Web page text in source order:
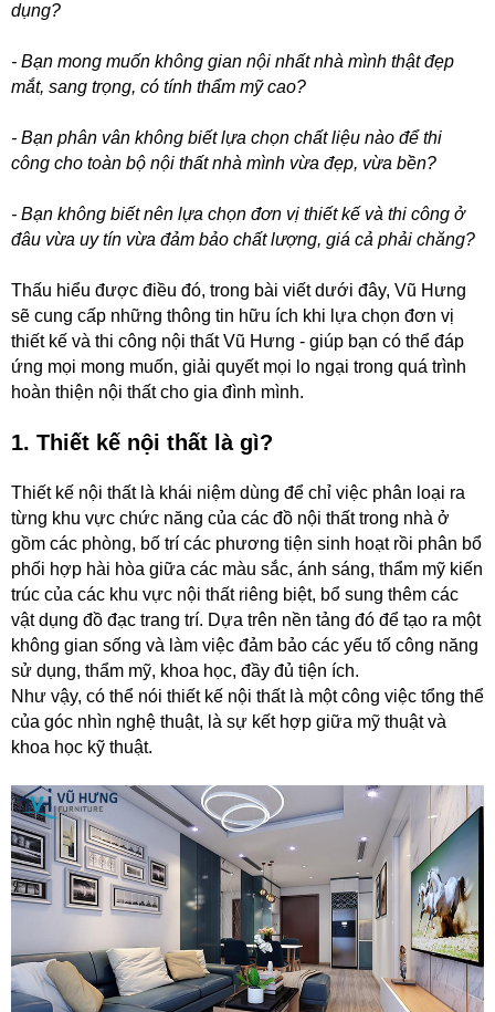
dụng?
- Bạn mong muốn không gian nội nhất nhà mình thật đẹp
mắt, sang trọng, có tính thẩm mỹ cao?
- Bạn phân vân không biết lựa chọn chất liệu nào để thi
công cho toàn bộ nội thất nhà mình vừa đẹp, vừa bền?
- Bạn không biết nên lựa chọn đơn vị thiết kế và thi công ở
đâu vừa uy tín vừa đảm bảo chất lượng, giá cả phải chăng?
Thấu hiểu được điều đó, trong bài viết dưới đây, Vũ Hưng
sẽ cung cấp những thông tin hữu ích khi lựa chọn đơn vị
thiết kế và thi công nội thất Vũ Hưng - giúp bạn có thể đáp
ứng mọi mong muốn, giải quyết mọi lo ngại trong quá trình
hoàn thiện nội thất cho gia đình mình.
1. Thiết kế nội thất là gì?
Thiết kế nội thất là khái niệm dùng để chỉ việc phân loại ra
từng khu vực chức năng của các đồ nội thất trong nhà ở
gồm các phòng, bố trí các phương tiện sinh hoạt rồi phân bổ
phối hợp hài hòa giữa các màu sắc, ánh sáng, thẩm mỹ kiến
trúc của các khu vực nội thất riêng biệt, bổ sung thêm các
vật dụng đồ đạc trang trí. Dựa trên nền tảng đó để tạo ra một
không gian sống và làm việc đảm bảo các yếu tố công năng
sử dụng, thẩm mỹ, khoa học, đầy đủ tiện ích.
Như vậy, có thể nói thiết kế nội thất là một công việc tổng thể
của góc nhìn nghệ thuật, là sự kết hợp giữa mỹ thuật và
khoa học kỹ thuật.